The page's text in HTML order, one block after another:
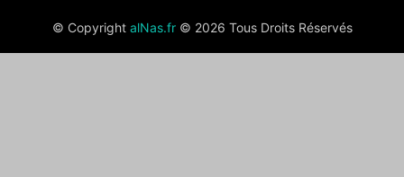
© Copyright alNas.fr© 2026 Tous Droits Réservés